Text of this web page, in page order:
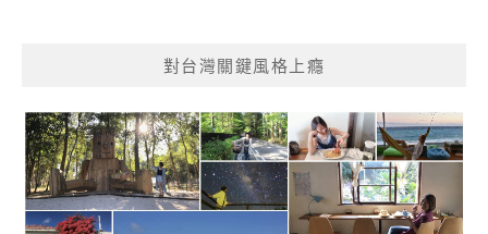
對台灣關鍵風格上癮